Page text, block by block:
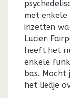
met enkele
inzetten
Lucien
heeft het
enkele
bas.
het liedje